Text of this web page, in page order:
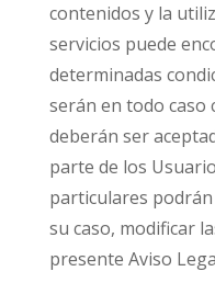
contenidos y la
servicios puede
determinadas
serán en todo caso
deberán ser
parte de los
particulares
su caso, modificar
presente Aviso